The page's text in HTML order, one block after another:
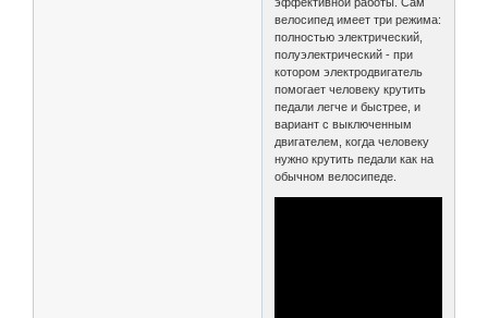
велосипед имеет три режима:
полностью электрический,
полуэлектрический - при
котором электродвигатель
помогает человеку крутить
педали легче и быстрее, и
вариант с выключенным
двигателем, когда человеку
нужно крутить педали как на
обычном велосипеде.